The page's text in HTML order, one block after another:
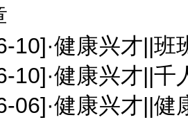
10]·健康兴才||班
10]·健康兴才||千
06]·健康兴才||健